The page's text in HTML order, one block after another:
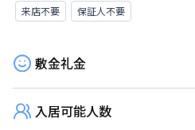
来店不要
保証人不要
敷金礼金
入居可能人数